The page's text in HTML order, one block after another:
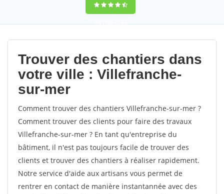
9,5(100%)53
votes
Trouver des chantiers dans
votre ville : Villefranche-
sur-mer
Comment trouver des chantiers Villefranche-sur-mer ?
Comment trouver des clients pour faire des travaux
Villefranche-sur-mer ? En tant qu'entreprise du
bâtiment, il n'est pas toujours facile de trouver des
clients et trouver des chantiers à réaliser rapidement.
Notre service d'aide aux artisans vous permet de
rentrer en contact de manière instantannée avec des